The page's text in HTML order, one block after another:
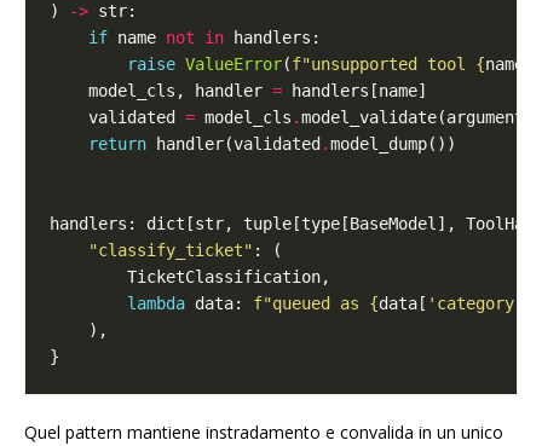
) ->
if name not in
raise ValueError(f"unsupported tool {name
    model_cls, handler
=
    validated
= model_cls .
return handler(validated .
handlers: dict[str, tuple[type[BaseModel],
"classify_ticket"
lambda data: f"queued as {data[ 'category'
Quel pattern mantiene instradamento e convalida in un unico